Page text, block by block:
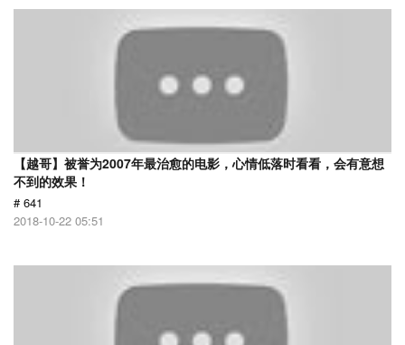
【越哥】被誉为2007年最治愈的电影，心情低落时看看，会有意想
不到的效果！
# 641
2018-10-22 05:51